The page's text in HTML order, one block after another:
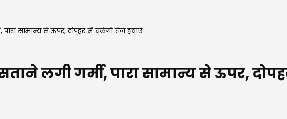
सामान्य से ऊपर, दोपहर में चलेंगी तेज हवाएं
लगी गर्मी, पारा सामान्य से ऊपर,